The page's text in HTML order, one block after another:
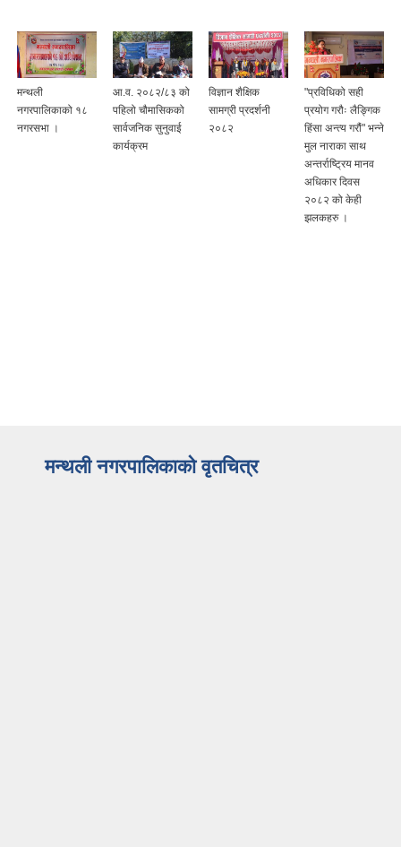
मन्थली
नगरपालिकाको १८
नगरसभा ।
आ.व. २०८२/८३ को
पहिलो चौमासिकको
सार्वजनिक सुनुवाई
कार्यक्रम
विज्ञान शैक्षिक
सामग्री प्रदर्शनी
२०८२
"प्रविधिको सही
प्रयोग गरौः लैङ्गिक
हिंसा अन्त्य गरौं" भन्ने
मुल नाराका साथ
अन्तर्राष्ट्रिय मानव
अधिकार दिवस
२०८२ को केही
झलकहरु ।
मन्थली नगरपालिकाको वृतचित्र